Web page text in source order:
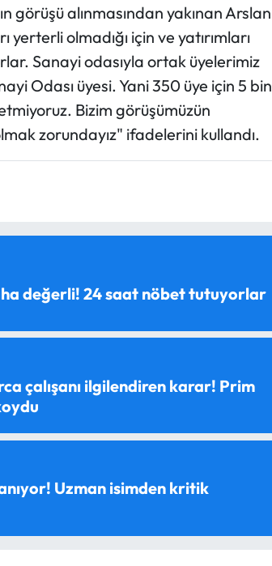
görüşü alınmasından yakınan Arslan
olmadığı için ve yatırımları
Sanayi odasıyla ortak üyelerimiz
Odası üyesi. Yani 350 üye için 5 bin
Bizim görüşümüzün
zorundayız" ifadelerini kullandı.
değerli! 24 saat nöbet tutuyorlar
çalışanı ilgilendiren karar! Prim
Uzman isimden kritik